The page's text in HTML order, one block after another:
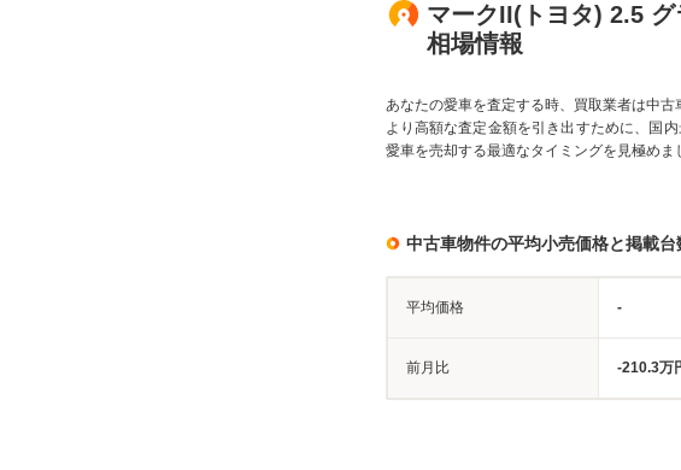
マークII(トヨタ) 2.5
相場情報
あなたの愛車を査定する時、買取業者は中古
より高額な査定金額を引き出すために、国
愛車を売却する最適なタイミングを見極めま
中古車物件の平均小売価格と掲載台
平均価格 -
前月比 -210.3万